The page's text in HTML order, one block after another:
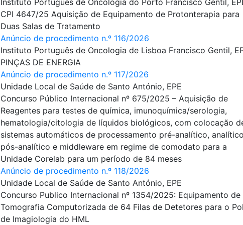
Instituto Português de Oncologia do Porto Francisco Gentil,
CPI 4647/25 Aquisição de Equipamento de Protonterapia para
Duas Salas de Tratamento
Anúncio de procedimento n.º 116/2026
Instituto Português de Oncologia de Lisboa Francisco Gentil,
PINÇAS DE ENERGIA
Anúncio de procedimento n.º 117/2026
Unidade Local de Saúde de Santo António, EPE
Concurso Público Internacional nº 675/2025 – Aquisição de
Reagentes para testes de química, imunoquímica/serologia,
hematologia/citologia de líquidos biológicos, com colocação
sistemas automáticos de processamento pré-analítico,
pós-analítico e middleware em regime de comodato para a
Unidade Corelab para um período de 84 meses
Anúncio de procedimento n.º 118/2026
Unidade Local de Saúde de Santo António, EPE
Concurso Publico Internacional nº 1354/2025: Equipamento de
Tomografia Computorizada de 64 Filas de Detetores para o
de Imagiologia do HML